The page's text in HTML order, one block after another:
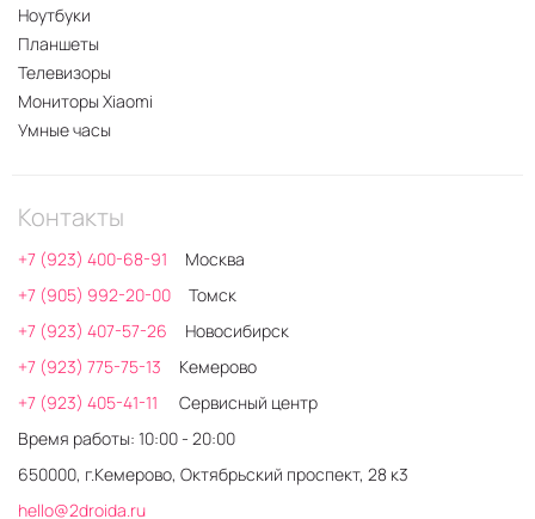
Ноутбуки
Планшеты
Телевизоры
Мониторы Xiaomi
Умные часы
Контакты
+7 (923) 400-68-91
Москва
+7 (905) 992-20-00
Томск
+7 (923) 407-57-26
Новосибирск
+7 (923) 775-75-13
Кемерово
+7 (923) 405-41-11
Сервисный центр
Время работы: 10:00 - 20:00
650000, г.Кемерово, Октябрьский проспект, 28 к3
hello@2droida.ru